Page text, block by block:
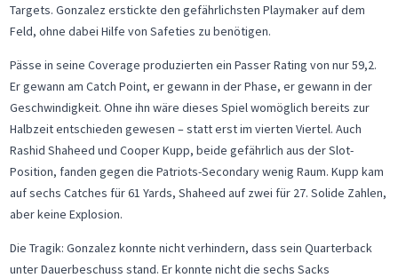
Targets. Gonzalez erstickte den gefährlichsten Playmaker auf dem
Feld, ohne dabei Hilfe von Safeties zu benötigen.
Pässe in seine Coverage produzierten ein Passer Rating von nur 59,2.
Er gewann am Catch Point, er gewann in der Phase, er gewann in der
Geschwindigkeit. Ohne ihn wäre dieses Spiel womöglich bereits zur
Halbzeit entschieden gewesen – statt erst im vierten Viertel. Auch
Rashid Shaheed und Cooper Kupp, beide gefährlich aus der Slot-
Position, fanden gegen die Patriots-Secondary wenig Raum. Kupp kam
auf sechs Catches für 61 Yards, Shaheed auf zwei für 27. Solide Zahlen,
aber keine Explosion.
Die Tragik: Gonzalez konnte nicht verhindern, dass sein Quarterback
unter Dauerbeschuss stand. Er konnte nicht die sechs Sacks